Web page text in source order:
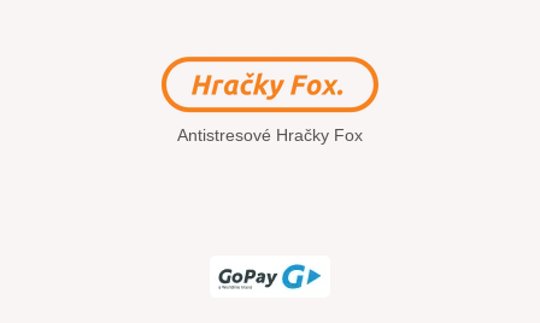
Antistresové Hračky Fox